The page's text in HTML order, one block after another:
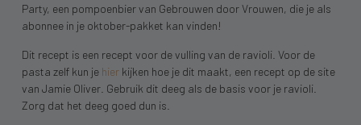
Party, een pompoenbier van Gebrouwen door Vrouwen, die je als
abonnee in je oktober-pakket kan vinden!
Dit recept is een recept voor de vulling van de ravioli. Voor de
pasta zelf kun je hierkijken hoe je dit maakt, een recept op de site
van Jamie Oliver. Gebruik dit deeg als de basis voor je ravioli.
Zorg dat het deeg goed dun is.